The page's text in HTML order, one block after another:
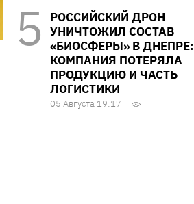
РОССИЙСКИЙ ДРОН
УНИЧТОЖИЛ СОСТАВ
«БИОСФЕРЫ» В ДНЕПРЕ:
КОМПАНИЯ ПОТЕРЯЛА
ПРОДУКЦИЮ И ЧАСТЬ
ЛОГИСТИКИ
05 Августа 19:17